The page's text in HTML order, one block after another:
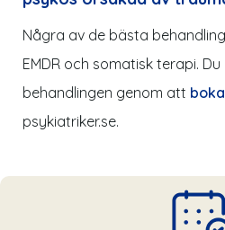
Några av de bästa
EMDR och somatisk terapi.
behandlingen genom att
psykiatriker.se.